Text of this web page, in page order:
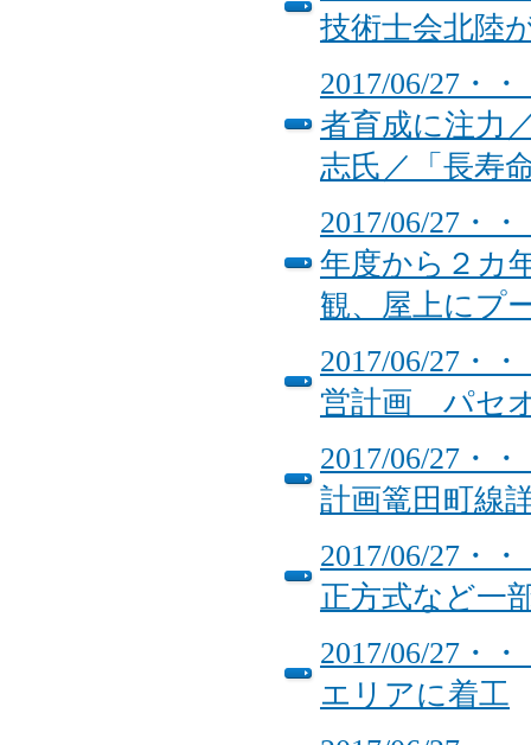
技術士会北陸
2017/06/27・
者育成に注力
志氏／「長寿
2017/06/27・
年度から２カ
観、屋上にプ
2017/06/27・
営計画 パセ
2017/06/27・
計画篭田町線
2017/06/27・
正方式など一
2017/06/27・
エリアに着工